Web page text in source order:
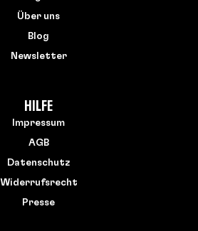
Über uns
Blog
Newsletter
HILFE
Impressum
AGB
Datenschutz
Widerrufsrecht
Presse